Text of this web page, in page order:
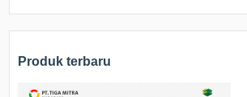
Produk terbaru